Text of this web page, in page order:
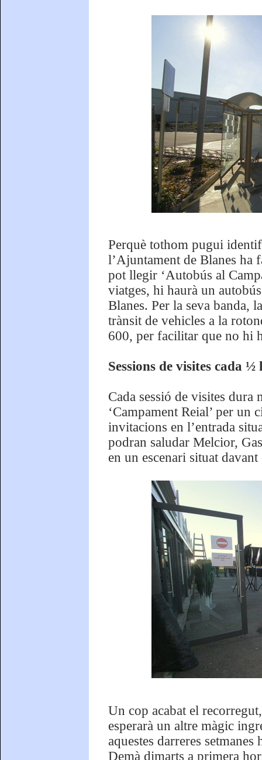
Perquè tothom pugui
l’Ajuntament de Blanes ha
pot llegir ‘Autobús al
viatges, hi haurà un
Blanes. Per la seva banda,
trànsit de vehicles a la
600, per facilitar que no hi
Sessions de visites cada
Cada sessió de visites
‘Campament Reial’ per un
invitacions en l’entrada
podran saludar Melcior,
en un escenari situat
Un cop acabat el
esperarà un altre màgic
aquestes darreres
Demà dimarts a primera